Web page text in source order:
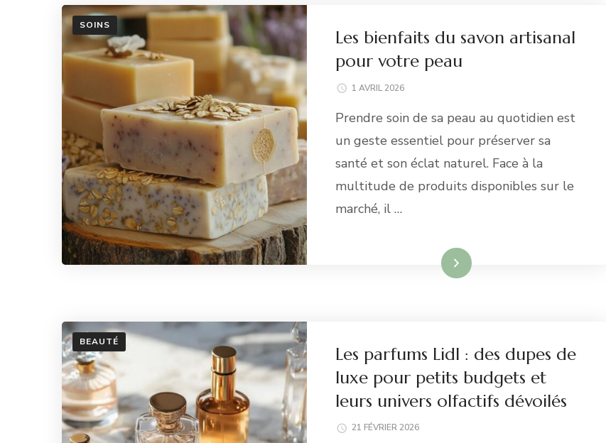
SOINS
Les bienfaits du savon artisanal
pour votre peau
1 AVRIL 2026
Prendre soin de sa peau au quotidien est
un geste essentiel pour préserver sa
santé et son éclat naturel. Face à la
multitude de produits disponibles sur le
marché, il …
Lire la suite
BEAUTÉ
Les parfums Lidl : des dupes de
luxe pour petits budgets et
leurs univers olfactifs dévoilés
21 FÉVRIER 2026